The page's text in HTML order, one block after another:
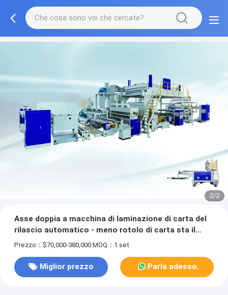
2/2
Asse doppia a macchina di laminazione di carta del
rilascio automatico - meno rotolo di carta sta il
singolo T-dado del singolo srew
Prezzo：$70,000-380,000 MOQ：1 set
Miglior prezzo Parla adesso.